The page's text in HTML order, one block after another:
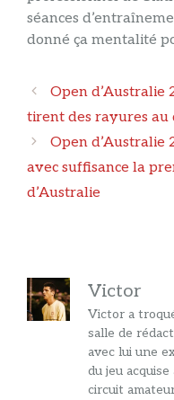
séances
donné ça mentalité
Navigation
des
articles
Open d’Australie
tirent des rayures au
Open d’Australie
avec suffisance la
d’Australie
Victor
Victor a
salle de
avec lui une
du jeu
circuit